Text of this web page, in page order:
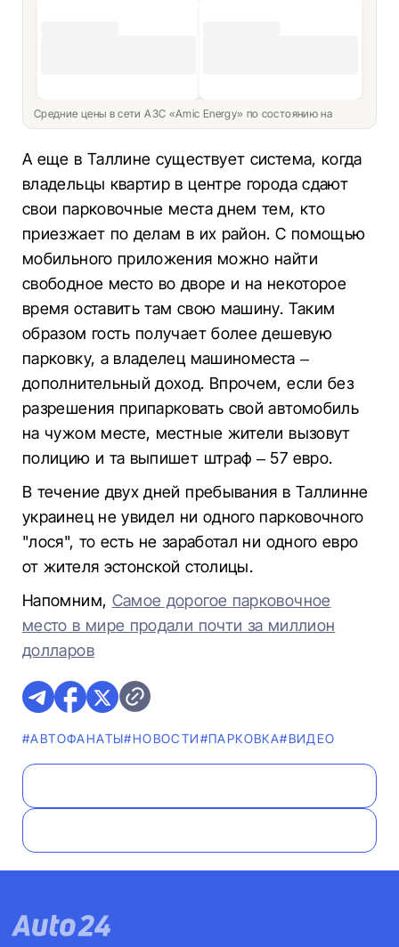
Средние цены в сети АЗС «Amic Energy» по состоянию на
А еще в Таллине существует система, когда
владельцы квартир в центре города сдают
свои парковочные места днем ​​тем, кто
приезжает по делам в их район. С помощью
мобильного приложения можно найти
свободное место во дворе и на некоторое
время оставить там свою машину. Таким
образом гость получает более дешевую
парковку, а владелец машиноместа –
дополнительный доход. Впрочем, если без
разрешения припарковать свой автомобиль
на чужом месте, местные жители вызовут
полицию и та выпишет штраф – 57 евро.
В течение двух дней пребывания в Таллинне
украинец не увидел ни одного парковочного
"лося", то есть не заработал ни одного евро
от жителя эстонской столицы.
Напомним, Самое дорогое парковочное
место в мире продали почти за миллион
долларов​​​​​​​
#AВТОФАНАТЫ#НОВОСТИ#ПАРКОВКА#ВИДЕО